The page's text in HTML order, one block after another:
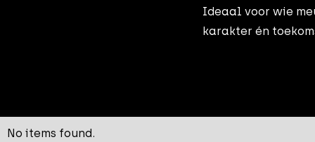
Ideaal voor wie
karakter én
No items found.